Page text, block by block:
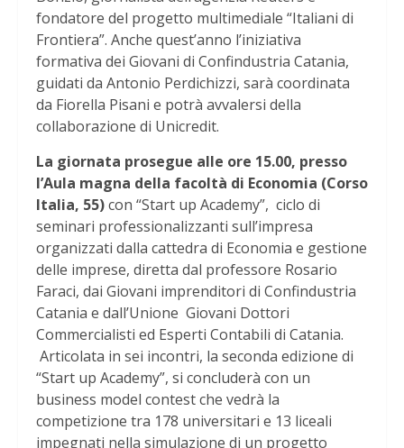
fondatore del progetto multimediale “Italiani di
Frontiera”. Anche quest’anno l’iniziativa
formativa dei Giovani di Confindustria Catania,
guidati da Antonio Perdichizzi, sarà coordinata
da Fiorella Pisani e potrà avvalersi della
collaborazione di Unicredit.
La giornata prosegue alle ore 15.00, presso
l’Aula magna della facoltà di Economia (Corso
Italia, 55)con “Start up Academy”, ciclo di
seminari professionalizzanti sull’impresa
organizzati dalla cattedra di Economia e gestione
delle imprese, diretta dal professore Rosario
Faraci, dai Giovani imprenditori di Confindustria
Catania e dall’Unione Giovani Dottori
Commercialisti ed Esperti Contabili di Catania.
Articolata in sei incontri, la seconda edizione di
“Start up Academy”, si concluderà con un
business model contest che vedrà la
competizione tra 178 universitari e 13 liceali
impegnati nella simulazione di un progetto